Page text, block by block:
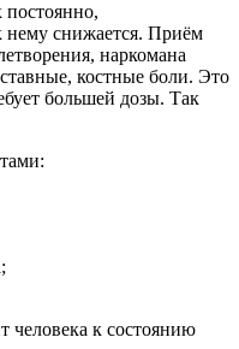
постоянно,
нему снижается. Приём
наркомана
костные боли. Это
большей дозы. Так
человека к состоянию